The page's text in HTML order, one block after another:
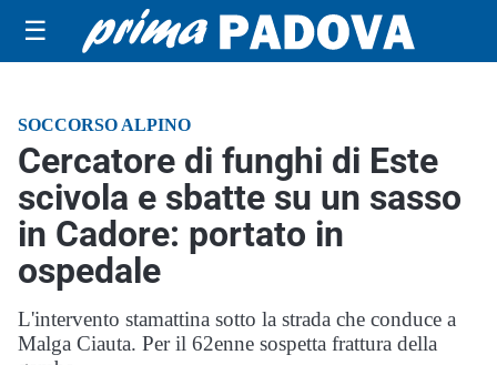
☰
SOCCORSO ALPINO
Cercatore di funghi di Este
scivola e sbatte su un sasso
in Cadore: portato in
ospedale
L'intervento stamattina sotto la strada che conduce a
Malga Ciauta. Per il 62enne sospetta frattura della